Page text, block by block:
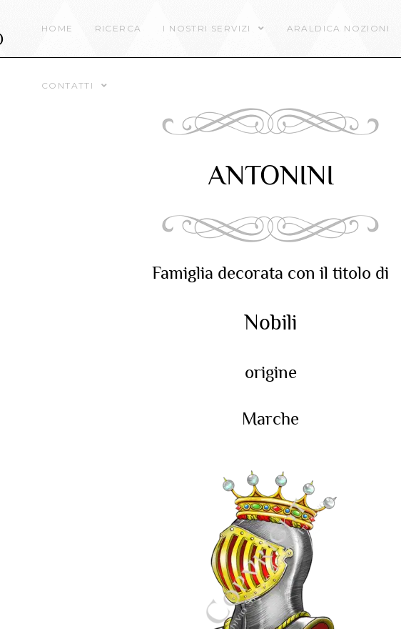
HOME RICERCA I NOSTRI SERVIZI ARALDICA NOZIONI
CONTATTI
ANTONINI
Famiglia decorata con il titolo di
Nobili
origine
Marche